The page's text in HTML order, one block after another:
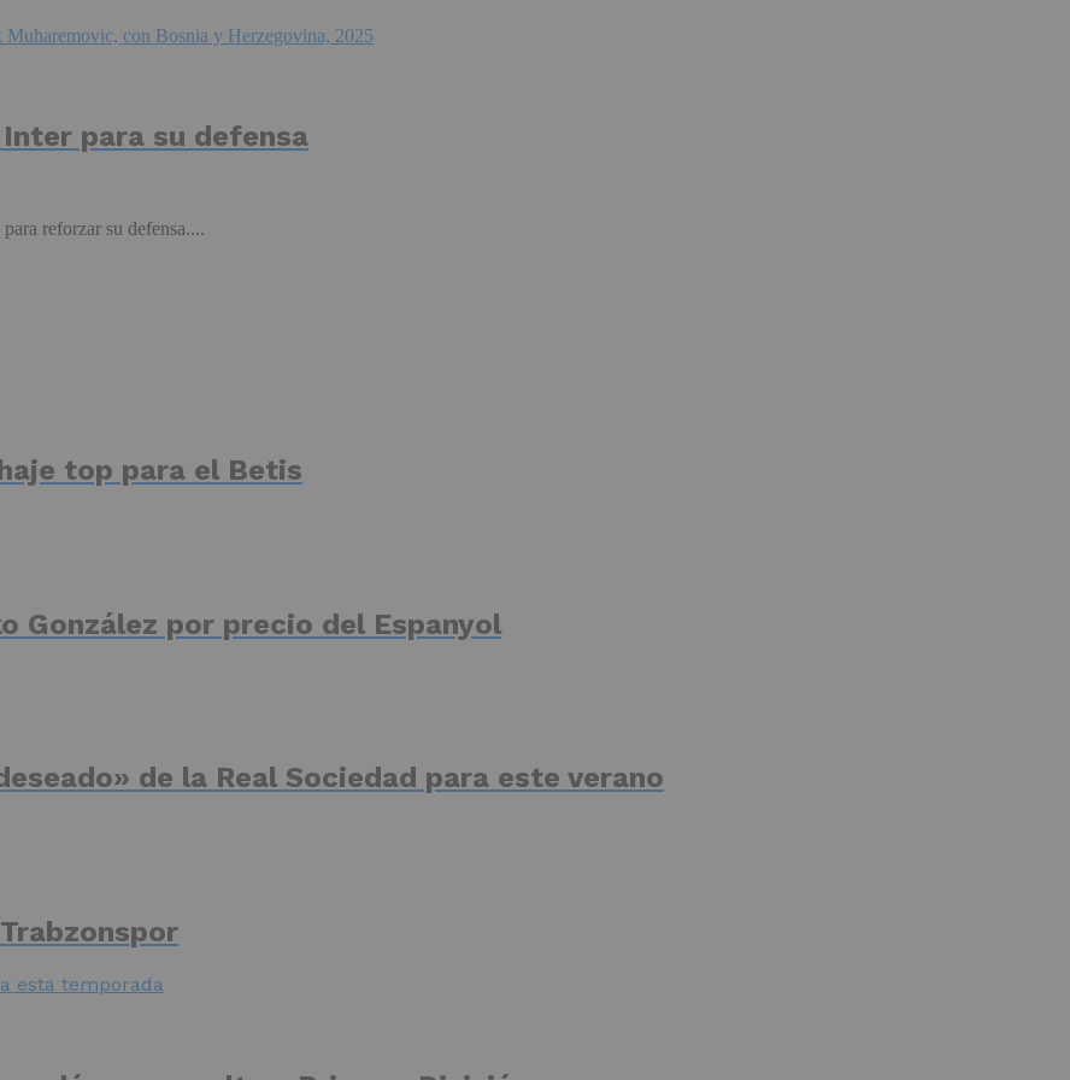
para su defensa
reforzar su defensa....
top para el Betis
González por precio del Espanyol
de la Real Sociedad para este verano